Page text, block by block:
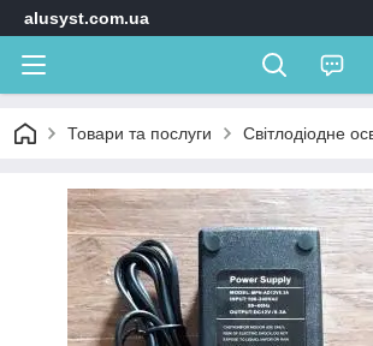
alusyst.com.ua
Товари та послуги Світлодіодне